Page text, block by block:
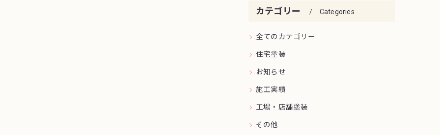
カテゴリー Categories
全てのカテゴリー
住宅塗装
お知らせ
施工実績
工場・店舗塗装
その他